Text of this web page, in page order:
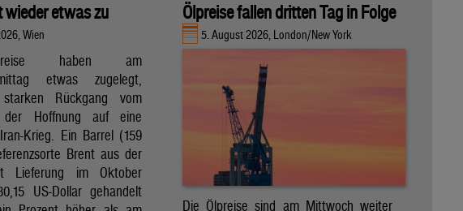
wieder etwas zu
Wien
haben am
etwas zugelegt,
Rückgang vom
Hoffnung auf eine
Krieg. Ein Barrel (159
Brent aus der
Lieferung im Oktober
US-Dollar gehandelt
Ölpreise fallen dritten Tag in Folge
5. August 2026, London/New York
Die Ölpreise sind am Mittwoch weiter